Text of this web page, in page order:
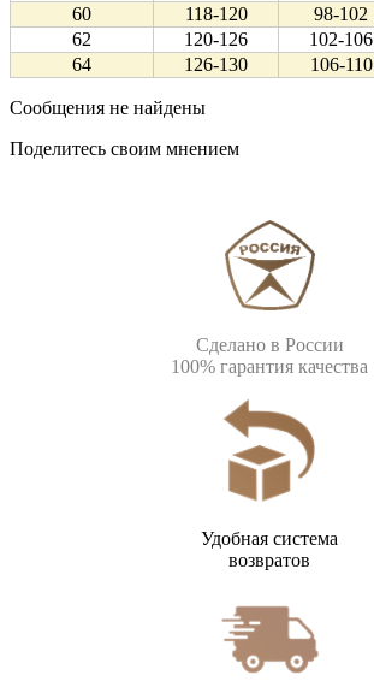
60
118-120 98-102
62
120-126 102-106
64
126-130 106-110
Сообщения не найдены
Поделитесь своим мнением
Сделано в России
100% гарантия качества
Удобная система
возвратов